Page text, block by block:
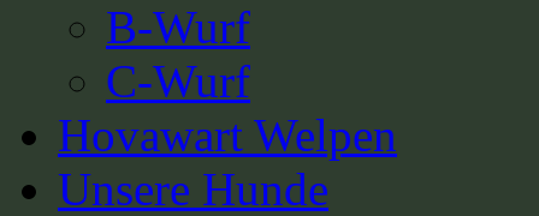
B-Wurf
C-Wurf
Hovawart Welpen
Unsere Hunde